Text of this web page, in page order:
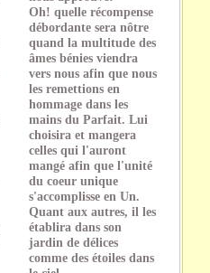
Oh! quelle récompense
débordante sera nôtre
quand la multitude des
âmes bénies viendra
vers nous afin que nous
les remettions en
hommage dans les
mains du Parfait. Lui
choisira et mangera
celles qui l'auront
mangé afin que l'unité
du coeur unique
s'accomplisse en Un.
Quant aux autres, il les
établira dans son
jardin de délices
comme des étoiles dans